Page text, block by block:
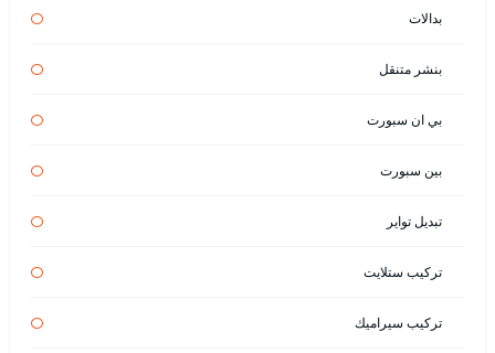
بدالات
بنشر متنقل
بي ان سبورت
بين سبورت
تبديل تواير
تركيب ستلايت
تركيب سيراميك